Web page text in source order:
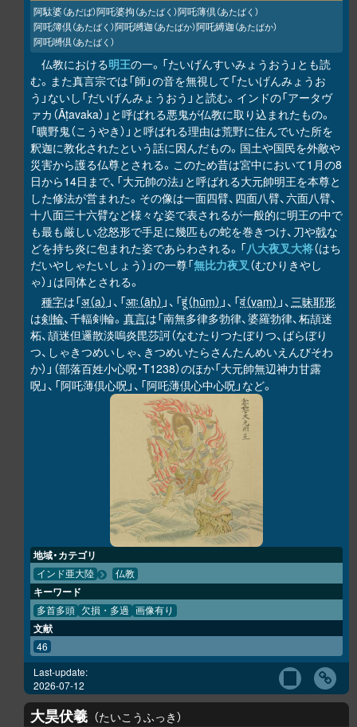
阿駄婆（あだば）阿吒婆拘（あたばく）阿吒薄倶（あたばく）
阿吒簿倶（あたばく）阿吒嚩迦（あたばか）阿吒縛迦（あたばか）
阿吒嚩倶（あたばく）
仏教における明王の一。「たいげんすいみょうおう」とも読
む。また真言宗では「師」の音を無視して「たいげんみょうお
う」ないし「だいげんみょうおう」と読む。インドの「アータヴ
ァカ（Āṭavaka）」と呼ばれる悪鬼が仏教に取り込まれたもの。
「曠野鬼（こうやき）」と呼ばれる理由は荒野に住んでいた所を
釈迦に教化されたという話に因んだもの。国土や国民を外敵や
災害から護る仏尊とされる。このため昔は宮中において1月の8
日から14日まで、「大元帥の法」と呼ばれる大元帥明王を本尊と
した修法が営まれた。その像は一面四臂、四面八臂、六面八臂、
十八面三十六臂など様々な姿で表されるが一般的に明王の中で
も最も厳しい忿怒形で手足に幾匹もの蛇を巻きつけ、刀や戟な
どを持ち炎に包まれた姿であらわされる。「八大夜叉大将（はち
だいやしゃたいしょう）」の一尊「無比力夜叉（むひりきやし
ゃ）」は同体とされる。
種字は「अ（a） 」、「आः（āḥ） 」、「हूं（hūṃ） 」、「वं（vaṃ） 」、三昧耶形
は剣輪、千輻剣輪。 真言は「南無多律多勃律、婆羅勃律、柘頡迷
柘、頡迷但邏散淡嗚炎毘莎訶（なむたりつたぼりつ、ばらぼり
つ、しゃきつめいしゃ、きつめいたらさんたんめいえんびそわ
か）」（部落百姓小心呪・T1238）のほか「大元帥無辺神力甘露
呪」、「阿吒薄倶心呪」、「阿吒薄倶心中心呪」など。
地域・カテゴリ
インド亜大陸 仏教
キーワード
多首多頭 欠損・多過 画像有り
文献
46
Last-update:
2026-07-12
大昊伏羲 たいこうふっき